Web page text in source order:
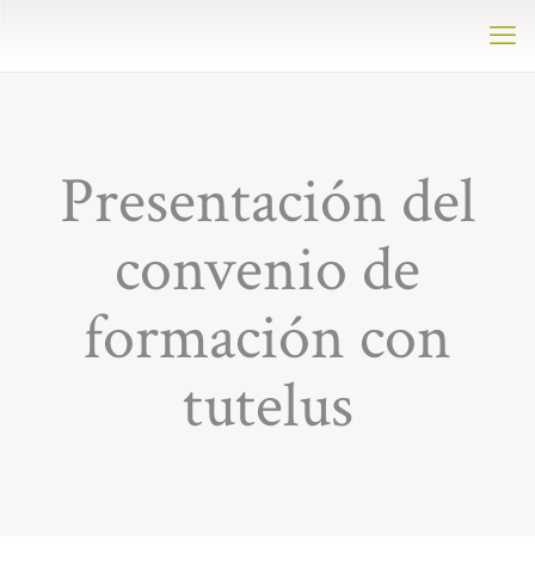
Presentación del
convenio de
formación con
tutelus